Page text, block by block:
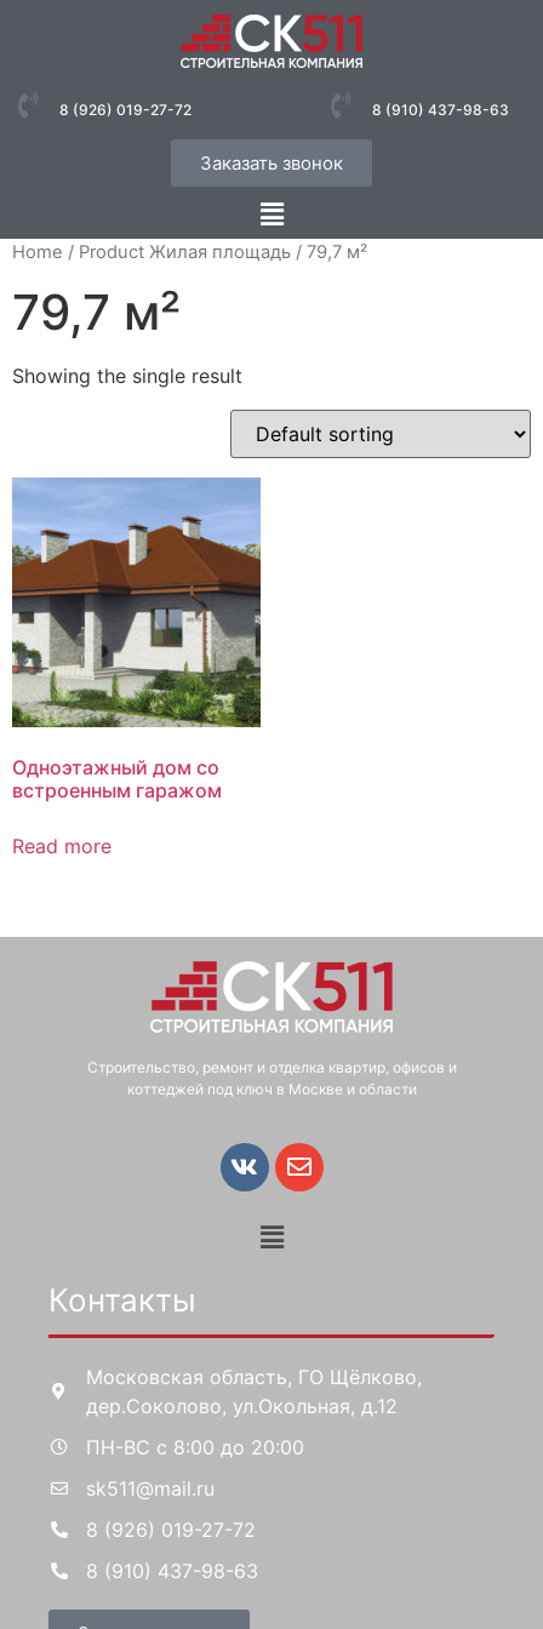
8 (926) 019-27-72 8 (910) 437-98-63
Заказать звонок
Home / Product Жилая площадь / 79,7 м²
79,7 м²
Showing the single result
Одноэтажный дом со
встроенным гаражом
Read more
Строительство, ремонт и отделка квартир, офисов и
коттеджей под ключ в Москве и области
Контакты
Московская область, ГО Щёлково,
дер.Соколово, ул.Окольная, д.12
ПН-ВС с 8:00 до 20:00
sk511@mail.ru
8 (926) 019-27-72
8 (910) 437-98-63